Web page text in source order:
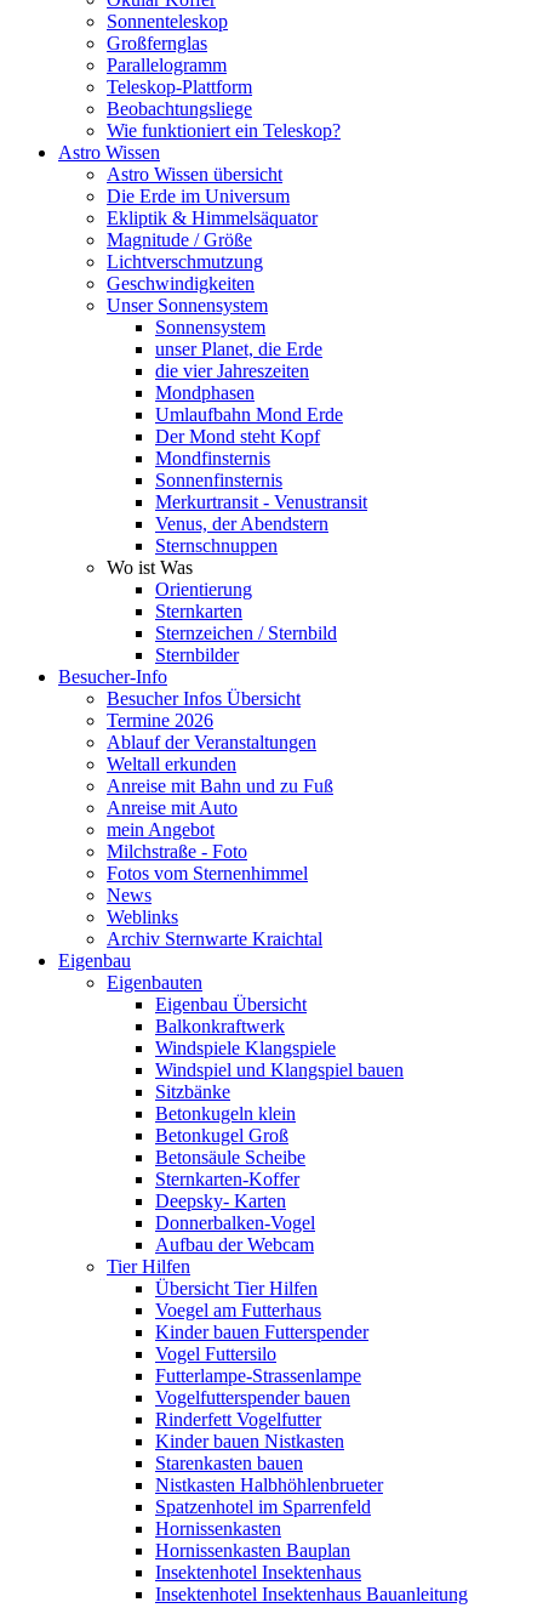
Sonnenteleskop
Großfernglas
Parallelogramm
Teleskop-Plattform
Beobachtungsliege
Wie funktioniert ein Teleskop?
Astro Wissen
Astro Wissen übersicht
Die Erde im Universum
Ekliptik & Himmelsäquator
Magnitude / Größe
Lichtverschmutzung
Geschwindigkeiten
Unser Sonnensystem
Sonnensystem
unser Planet, die Erde
die vier Jahreszeiten
Mondphasen
Umlaufbahn Mond Erde
Der Mond steht Kopf
Mondfinsternis
Sonnenfinsternis
Merkurtransit - Venustransit
Venus, der Abendstern
Sternschnuppen
Wo ist Was
Orientierung
Sternkarten
Sternzeichen / Sternbild
Sternbilder
Besucher-Info
Besucher Infos Übersicht
Termine 2026
Ablauf der Veranstaltungen
Weltall erkunden
Anreise mit Bahn und zu Fuß
Anreise mit Auto
mein Angebot
Milchstraße - Foto
Fotos vom Sternenhimmel
News
Weblinks
Archiv Sternwarte Kraichtal
Eigenbau
Eigenbauten
Eigenbau Übersicht
Balkonkraftwerk
Windspiele Klangspiele
Windspiel und Klangspiel bauen
Sitzbänke
Betonkugeln klein
Betonkugel Groß
Betonsäule Scheibe
Sternkarten-Koffer
Deepsky- Karten
Donnerbalken-Vogel
Aufbau der Webcam
Tier Hilfen
Übersicht Tier Hilfen
Voegel am Futterhaus
Kinder bauen Futterspender
Vogel Futtersilo
Futterlampe-Strassenlampe
Vogelfutterspender bauen
Rinderfett Vogelfutter
Kinder bauen Nistkasten
Starenkasten bauen
Nistkasten Halbhöhlenbrueter
Spatzenhotel im Sparrenfeld
Hornissenkasten
Hornissenkasten Bauplan
Insektenhotel Insektenhaus
Insektenhotel Insektenhaus Bauanleitung